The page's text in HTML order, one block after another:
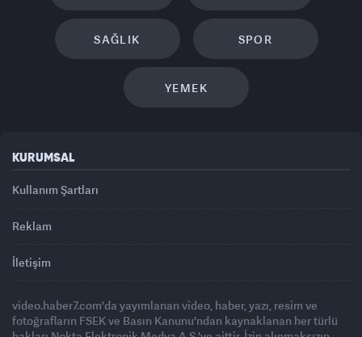
SAĞLIK SPOR
YEMEK
KURUMSAL
Kullanım Şartları
Reklam
İletişim
video.haber7.com'da yayımlanan video, haber, yazı, resim ve
fotoğrafların FSEK ve Basın Kanunu'ndan kaynaklanan her türlü